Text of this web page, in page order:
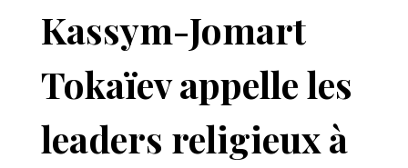
Kassym-Jomart
Tokaïev appelle les
leaders religieux à